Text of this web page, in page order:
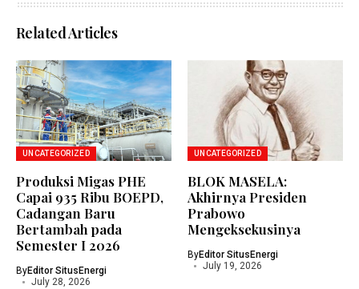
Related Articles
UNCATEGORIZED
Produksi Migas PHE
Capai 935 Ribu BOEPD,
Cadangan Baru
Bertambah pada
Semester I 2026
ByEditor SitusEnergi
July 28, 2026
UNCATEGORIZED
BLOK MASELA:
Akhirnya Presiden
Prabowo
Mengeksekusinya
ByEditor SitusEnergi
July 19, 2026